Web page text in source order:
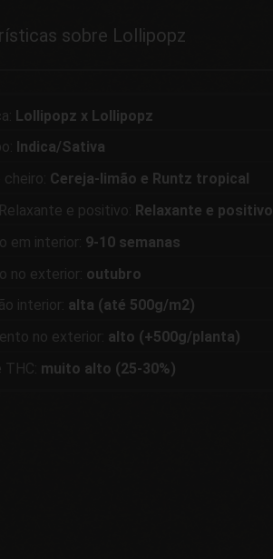
sobre Lollipopz
Lollipopz x Lollipopz
Indica/Sativa
cheiro: Cereja-limão e Runtz tropical
e positivo: Relaxante e positivo
em interior: 9-10 semanas
no exterior: outubro
interior: alta (até 500g/m2)
no exterior: alto (+500g/planta)
THC: muito alto (25-30%)